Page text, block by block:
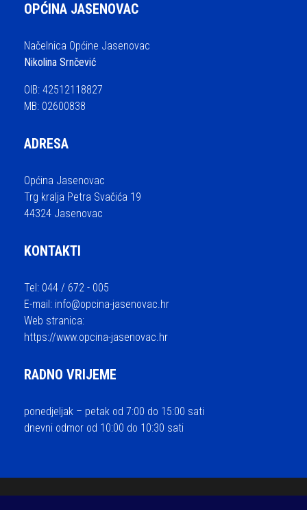
OPĆINA JASENOVAC
Načelnica Općine Jasenovac
Nikolina Srnčević
OIB: 42512118827
MB: 02600838
ADRESA
Općina Jasenovac
Trg kralja Petra Svačića 19
44324 Jasenovac
KONTAKTI
Tel: 044 / 672 - 005
E-mail: info@opcina-jasenovac.hr
Web stranica:
https://www.opcina-jasenovac.hr
RADNO VRIJEME
ponedjeljak – petak od 7:00 do 15:00 sati
dnevni odmor od 10:00 do 10:30 sati